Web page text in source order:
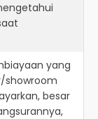
yang
showroom
besar